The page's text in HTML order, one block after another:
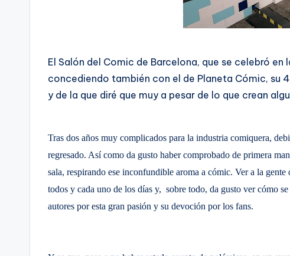
El Salón del Comic de Barcelona, que se celebró
concediendo también con el de Planeta Cómic, su
y de la que diré que muy a pesar de lo que crean
Tras dos años muy complicados para la industria comiquera,
regresado. Así como da gusto haber comprobado de primera
sala, respirando ese inconfundible aroma a cómic. Ver a la
todos y cada uno de los días y, sobre todo, da gusto ver cómo
autores por esta gran pasión y su devoción por los fans.